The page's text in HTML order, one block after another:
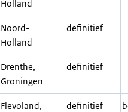
Holland
Noord-
Holland
definitief
Drenthe,
Groningen
definitief
Flevoland,
definitief